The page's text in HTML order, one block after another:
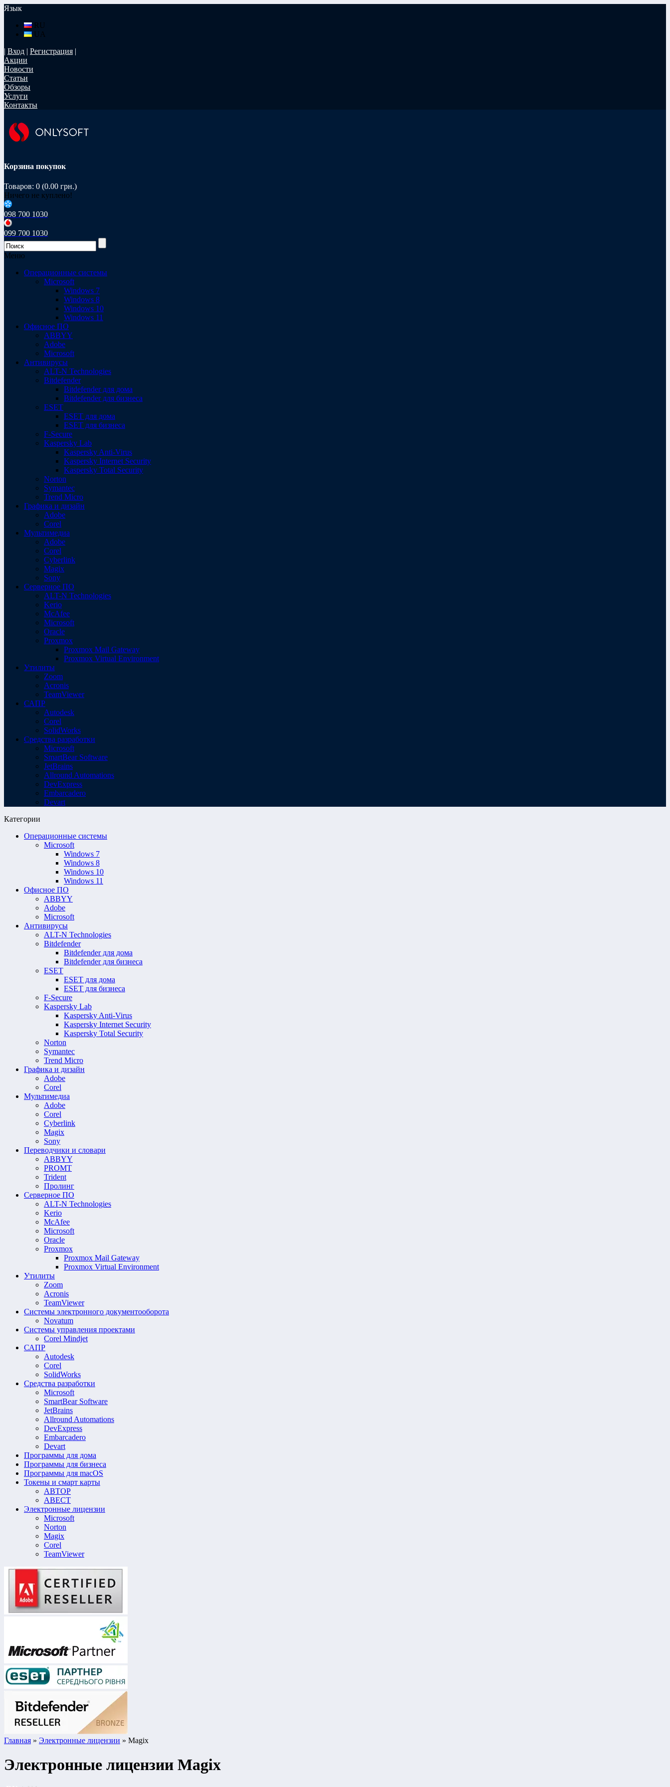
Язык
RU
UA
| Вход | Регистрация |
Акции
Новости
Статьи
Обзоры
Услуги
Контакты
Корзина покупок
Товаров: 0 (0.00 грн.)
Ничего не куплено!
098 700 1030
099 700 1030
Меню
Операционные системы
Microsoft
Windows 7
Windows 8
Windows 10
Windows 11
Офисное ПО
ABBYY
Adobe
Microsoft
Антивирусы
ALT-N Technologies
Bitdefender
Bitdefender для дома
Bitdefender для бизнеса
ESET
ESET для дома
ESET для бизнеса
F-Secure
Kaspersky Lab
Kaspersky Anti-Virus
Kaspersky Internet Security
Kaspersky Total Security
Norton
Symantec
Trend Micro
Графика и дизайн
Adobe
Corel
Мультимедиа
Adobe
Corel
Cyberlink
Magix
Sony
Серверное ПО
ALT-N Technologies
Kerio
McAfee
Microsoft
Oracle
Proxmox
Proxmox Mail Gateway
Proxmox Virtual Environment
Утилиты
Zoom
Acronis
TeamViewer
САПР
Autodesk
Corel
SolidWorks
Средства разработки
Microsoft
SmartBear Software
JetBrains
Allround Automations
DevExpress
Embarcadero
Devart
Категории
Операционные системы
Microsoft
Windows 7
Windows 8
Windows 10
Windows 11
Офисное ПО
ABBYY
Adobe
Microsoft
Антивирусы
ALT-N Technologies
Bitdefender
Bitdefender для дома
Bitdefender для бизнеса
ESET
ESET для дома
ESET для бизнеса
F-Secure
Kaspersky Lab
Kaspersky Anti-Virus
Kaspersky Internet Security
Kaspersky Total Security
Norton
Symantec
Trend Micro
Графика и дизайн
Adobe
Corel
Мультимедиа
Adobe
Corel
Cyberlink
Magix
Sony
Переводчики и словари
ABBYY
PROMT
Trident
Пролинг
Серверное ПО
ALT-N Technologies
Kerio
McAfee
Microsoft
Oracle
Proxmox
Proxmox Mail Gateway
Proxmox Virtual Environment
Утилиты
Zoom
Acronis
TeamViewer
Системы электронного документооборота
Novatum
Системы управления проектами
Corel Mindjet
САПР
Autodesk
Corel
SolidWorks
Средства разработки
Microsoft
SmartBear Software
JetBrains
Allround Automations
DevExpress
Embarcadero
Devart
Программы для дома
Программы для бизнеса
Программы для macOS
Токены и смарт карты
АВТОР
АВЕСТ
Электронные лицензии
Microsoft
Norton
Magix
Corel
TeamViewer
Главная » Электронные лицензии » Magix
Электронные лицензии Magix